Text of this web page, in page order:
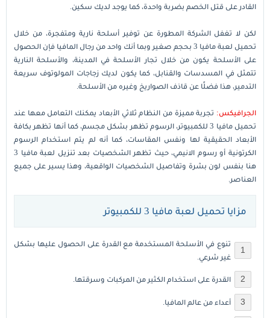
القادر على قتل الخصم بضربة واحدة، كما يوجد لديك سكين.
لكن لا تغفل الشركة المطورة عن توفير أسلحة نارية ومتفجرة، من خلال
تحميل لعبة مافيا 3 بحجم صغير وبما أنك واحد من رجال المافيا فإن الحصول
على الأسلحة يكون من خلال تجار الأسلحة في المدينة، والأسلحة النارية
تتمثل في المسدسات والقنابل، كما يكون لديك زجاجات المولوتوف سريعة
التدمير، هذا فضلًا عن قاذف الصواريخ وغيره من الأسلحة.
الجرافيكس: تجربة مميزة من النظام ثلاثي الأبعاد يمكنك التعامل معها عند
تحميل مافيا 3 للكمبيوتر، الرسوم تظهر بشكل مجسم، كما أنها تظهر بكافة
الأبعاد الحقيقية لها ونفس المقاسات، كما أنه لم يتم استخدام الرسوم
الكرتونية أو رسوم الانيمي، حيث تظهر الشخصيات بعد تنزيل لعبة مافيا 3
هنا بنفس لون بشرة وتفاصيل الشخصيات الواقعية، وهذا يسير على جميع
العناصر.
مزايا تحميل لعبة مافيا 3 للكمبيوتر
تنوع في الأسلحة المستخدمة مع القدرة على الحصول عليها بشكل
غير شرعي.
القدرة على استخدام الكثير من المركبات وسرقتها.
أعداء من عالم المافيا.